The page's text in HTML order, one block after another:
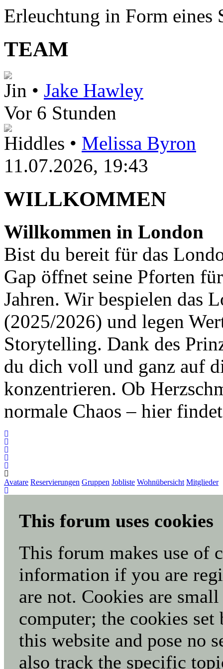
Erleuchtung in Form eines
TEAM
Jin • Jake Hawley
Vor 6 Stunden
Hiddles • Melissa Byron
11.07.2026, 19:43
WILLKOMMEN
Willkommen in London
Bist du bereit für das
Gap öffnet seine Pforten
Jahren. Wir bespielen das
(2025/2026) und legen
Storytelling. Dank des
du dich voll und ganz auf
konzentrieren. Ob
normale Chaos – hier
Avatare Reservierungen Gruppen Jobliste Wohnübersicht Mitglieder
This forum uses cookies
This forum makes use of
information if you are
are not. Cookies are
computer; the cookies
this website and pose no
also track the specific